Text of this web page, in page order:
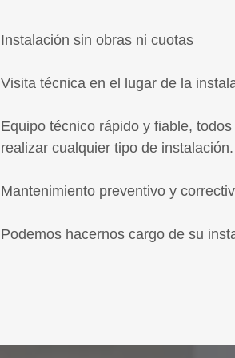
Instalación sin obras ni cuotas
Visita técnica en el lugar de la
Equipo técnico rápido y fiable,
realizar cualquier tipo de instalación.
Mantenimiento preventivo y
Podemos hacernos cargo de su